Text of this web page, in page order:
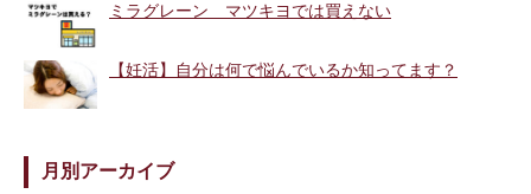
ミラグレーン マツキヨでは買えない
【妊活】自分は何で悩んでいるか知ってます？
月別アーカイブ